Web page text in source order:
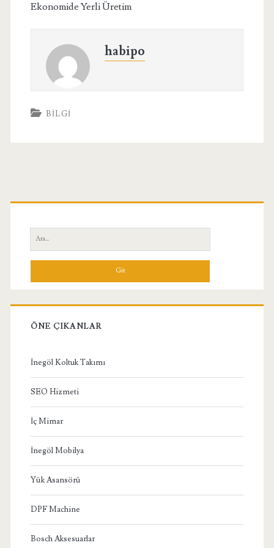
Ekonomide Yerli Üretim
habipo
BILGI
Birincil
Yan
Menü
Ara:
ÖNE ÇIKANLAR
İnegöl Koltuk Takımı
SEO Hizmeti
İç Mimar
İnegöl Mobilya
Yük Asansörü
DPF Machine
Bosch Aksesuarlar